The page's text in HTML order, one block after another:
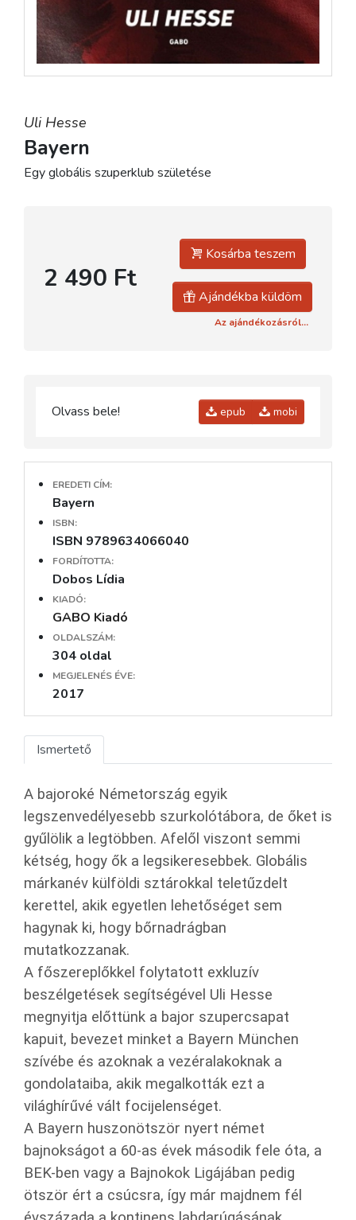
Uli Hesse
Bayern
Egy globális szuperklub születése
2 490 Ft
Kosárba teszem
Ajándékba küldöm
Az ajándékozásról...
Olvass bele! epub mobi
EREDETI CÍM:
Bayern
ISBN:
ISBN 9789634066040
FORDÍTOTTA:
Dobos Lídia
KIADÓ:
GABO Kiadó
OLDALSZÁM:
304 oldal
MEGJELENÉS ÉVE:
2017
Ismertető
A bajoroké Németország egyik
legszenvedélyesebb szurkolótábora, de őket is
gyűlölik a legtöbben. Afelől viszont semmi
kétség, hogy ők a legsikeresebbek. Globális
márkanév külföldi sztárokkal teletűzdelt
kerettel, akik egyetlen lehetőséget sem
hagynak ki, hogy bőrnadrágban
mutatkozzanak.
A főszereplőkkel folytatott exkluzív
beszélgetések segítségével Uli Hesse
megnyitja előttünk a bajor szupercsapat
kapuit, bevezet minket a Bayern München
szívébe és azoknak a vezéralakoknak a
gondolataiba, akik megalkották ezt a
világhírűvé vált focijelenséget.
A Bayern huszonötször nyert német
bajnokságot a 60-as évek második fele óta, a
BEK-ben vagy a Bajnokok Ligájában pedig
ötször ért a csúcsra, így már majdnem fél